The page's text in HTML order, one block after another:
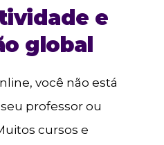
e
global
você não está
professor ou
cursos e